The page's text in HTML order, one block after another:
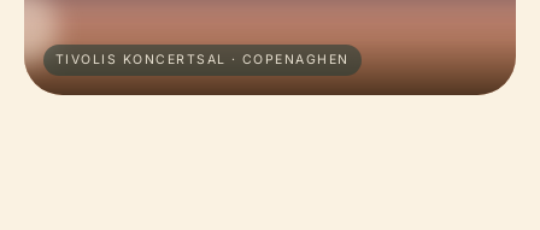
TIVOLIS KONCERTSAL · COPENAGHEN